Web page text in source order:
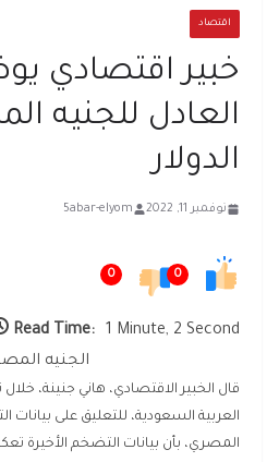
اقتصاد
خبير اقتصادي
العادل للجنيه
الدولار
نوفمبر 11, 2022 5abar-elyom
0
0
Read Time:
1 Minute, 2 Second
الجنيه
قال الخبير الاقتصادي، هاني جنينة،
العربية السعودية، للتعليق على
المصري، بأن بيانات التضخم الأخيرة